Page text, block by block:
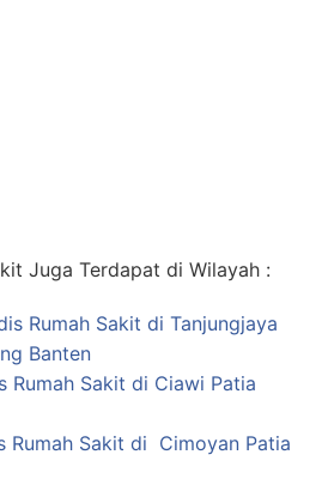
Juga Terdapat di Wilayah :
Rumah Sakit di Tanjungjaya
Banten
Rumah Sakit di Ciawi Patia
Rumah Sakit di Cimoyan Patia